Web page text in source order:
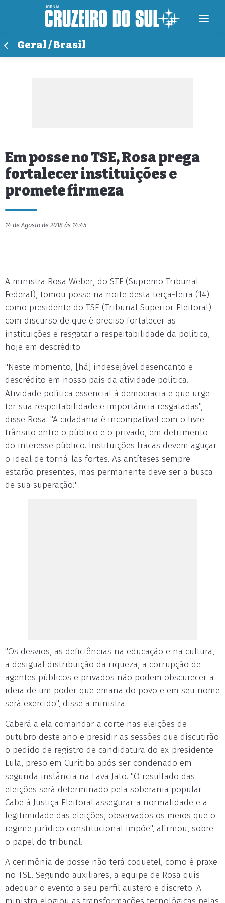
Geral / Brasil
Em posse no TSE, Rosa prega
fortalecer instituições e
promete firmeza
14 de Agosto de 2018 às 14:45
A ministra Rosa Weber, do STF (Supremo Tribunal
Federal), tomou posse na noite desta terça-feira (14)
como presidente do TSE (Tribunal Superior Eleitoral)
com discurso de que é preciso fortalecer as
instituições e resgatar a respeitabilidade da política,
hoje em descrédito.
"Neste momento, [há] indesejável desencanto e
descrédito em nosso país da atividade política.
Atividade política essencial à democracia e que urge
ter sua respeitabilidade e importância resgatadas",
disse Rosa. "A cidadania é incompatível com o livre
trânsito entre o público e o privado, em detrimento
do interesse público. Instituições fracas devem aguçar
o ideal de torná-las fortes. As antíteses sempre
estarão presentes, mas permanente deve ser a busca
de sua superação."
"Os desvios, as deficiências na educação e na cultura,
a desigual distribuição da riqueza, a corrupção de
agentes públicos e privados não podem obscurecer a
ideia de um poder que emana do povo e em seu nome
será exercido", disse a ministra.
Caberá a ela comandar a corte nas eleições de
outubro deste ano e presidir as sessões que discutirão
o pedido de registro de candidatura do ex-presidente
Lula, preso em Curitiba após ser condenado em
segunda instância na Lava Jato. "O resultado das
eleições será determinado pela soberania popular.
Cabe à Justiça Eleitoral assegurar a normalidade e a
legitimidade das eleições, observados os meios que o
regime jurídico constitucional impõe", afirmou, sobre
o papel do tribunal.
A cerimônia de posse não terá coquetel, como é praxe
no TSE. Segundo auxiliares, a equipe de Rosa quis
adequar o evento a seu perfil austero e discreto. A